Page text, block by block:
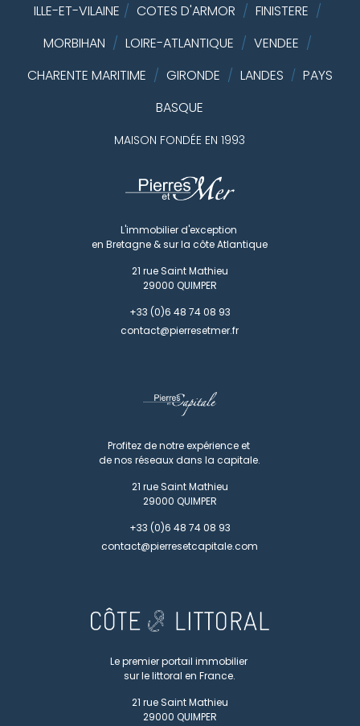
ILLE-ET-VILAINE / COTES D'ARMOR / FINISTERE /
MORBIHAN / LOIRE-ATLANTIQUE / VENDEE /
CHARENTE MARITIME / GIRONDE / LANDES / PAYS
BASQUE
MAISON FONDÉE EN 1993
L'immobilier d'exception
en Bretagne & sur la côte Atlantique
21 rue Saint Mathieu
29000 QUIMPER
+33 (0)6 48 74 08 93
contact@pierresetmer.fr
Profitez de notre expérience et
de nos réseaux dans la capitale.
21 rue Saint Mathieu
29000 QUIMPER
+33 (0)6 48 74 08 93
contact@pierresetcapitale.com
Le premier portail immobilier
sur le littoral en France.
21 rue Saint Mathieu
29000 QUIMPER